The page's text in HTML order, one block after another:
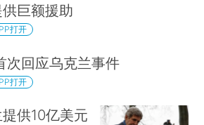
巨额援助
打开
次回应乌克兰事件
打开
供10亿美元